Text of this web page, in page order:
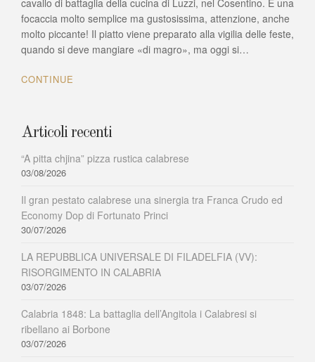
saporita
della
tradizione
focaccia molto semplice ma gustosissima, attenzione, anche
molto piccante! Il piatto viene preparato alla vigilia delle feste,
quando si deve mangiare «di magro», ma oggi si…
CONTINUE
Articoli recenti
“A pitta chjina” pizza rustica calabrese
03/08/2026
Il gran pestato calabrese una sinergia tra Franca Crudo ed
Economy Dop di Fortunato Princi
30/07/2026
LA REPUBBLICA UNIVERSALE DI FILADELFIA (VV):
RISORGIMENTO IN CALABRIA
03/07/2026
Calabria 1848: La battaglia dell’Angitola i Calabresi si
ribellano ai Borbone
03/07/2026